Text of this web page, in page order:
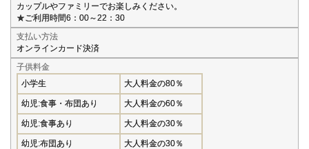
カップルやファミリーでお楽しみください。
★ご利用時間6：00～22：30
支払い方法
オンラインカード決済
子供料金
小学生
大人料金の80％
幼児:食事・布団あり 大人料金の60％
幼児:食事あり 大人料金の30％
幼児:布団あり 大人料金の30％